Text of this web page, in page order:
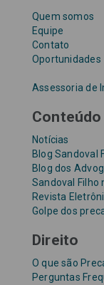
Quem somos
Equipe
Contato
Oportunidades
Assessoria de
Conteúdo
Notícias
Blog Sandoval
Blog dos
Sandoval Filho
Revista
Golpe dos
Direito
O que são
Perguntas